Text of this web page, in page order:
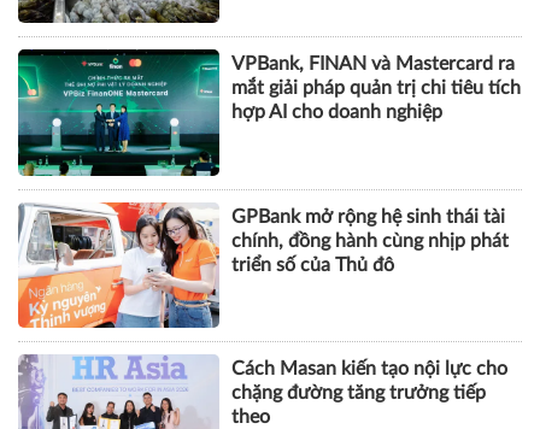
VPBank, FINAN và Mastercard ra
mắt giải pháp quản trị chi tiêu tích
hợp AI cho doanh nghiệp
GPBank mở rộng hệ sinh thái tài
chính, đồng hành cùng nhịp phát
triển số của Thủ đô
Cách Masan kiến tạo nội lực cho
chặng đường tăng trưởng tiếp
theo